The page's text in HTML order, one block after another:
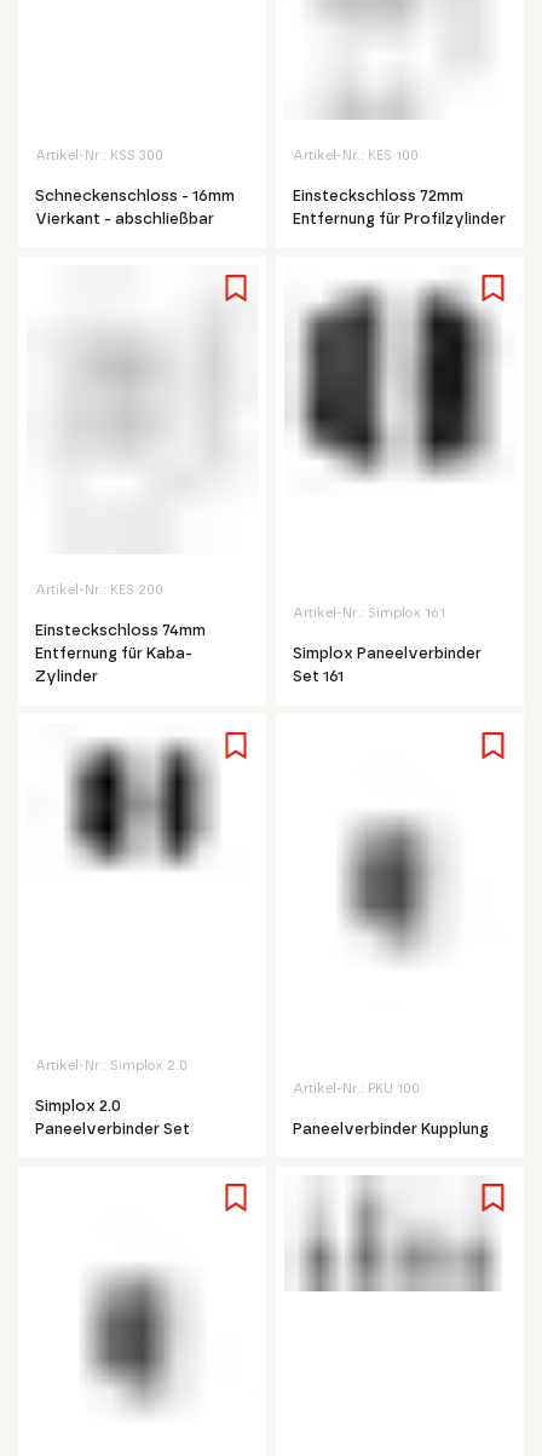
Artikel-Nr.: KSS 300
Schneckenschloss - 16mm
Vierkant - abschließbar
Artikel-Nr.: KES 100
Einsteckschloss 72mm
Entfernung für Profilzylinder
Artikel-Nr.: KES 200
Einsteckschloss 74mm
Entfernung für Kaba-
Zylinder
Artikel-Nr.: Simplox 161
Simplox Paneelverbinder
Set 161
Artikel-Nr.: Simplox 2.0
Simplox 2.0
Paneelverbinder Set
Artikel-Nr.: PKU 100
Paneelverbinder Kupplung